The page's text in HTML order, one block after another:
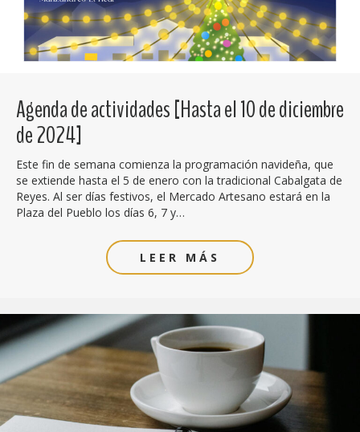
Agenda de actividades [Hasta el 10 de diciembre
de 2024]
Este fin de semana comienza la programación navideña, que
se extiende hasta el 5 de enero con la tradicional Cabalgata de
Reyes. Al ser días festivos, el Mercado Artesano estará en la
Plaza del Pueblo los días 6, 7 y…
LEER MÁS